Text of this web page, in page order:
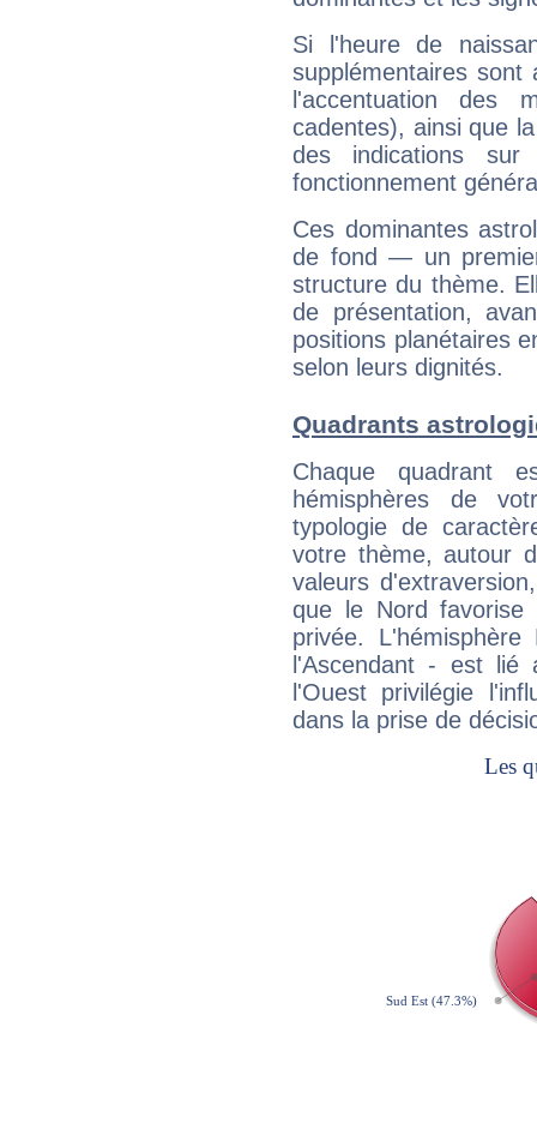
Si l'heure de
supplémentaires sont
l'accentuation des
cadentes), ainsi que
des indications sur
fonctionnement
Ces dominantes
de fond — un
structure du thème.
de présentation,
positions planétaires
selon leurs dignités.
Quadrants
Chaque quadrant
hémisphères de
typologie de
votre thème, autour
valeurs
que le Nord favorise
privée.
l'Ascendant - est
l'Ouest privilégie
dans la prise de